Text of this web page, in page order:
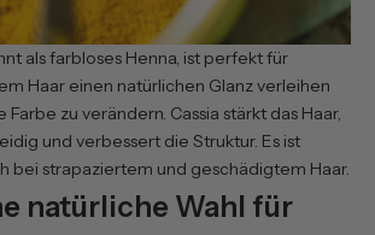
als farbloses Henna, ist perfekt für
Haar einen natürlichen Glanz verleihen
zu verändern. Cassia stärkt das Haar,
und verbessert die Struktur. Es ist
bei strapaziertem und geschädigtem Haar.
natürliche Wahl für